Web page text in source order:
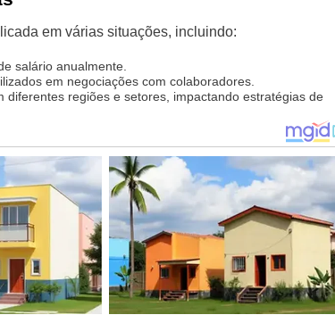
em várias situações, incluindo:
salário anualmente.
em negociações com colaboradores.
diferentes regiões e setores, impactando estratégias de